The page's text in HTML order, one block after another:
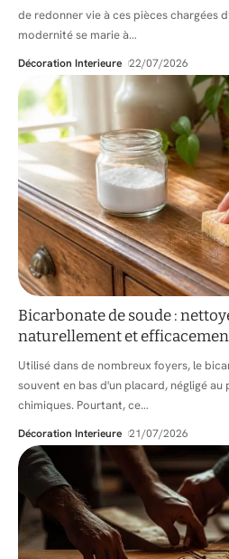
de redonner vie à ces pièces chargées
modernité se marie à…
Décoration Interieure 22/07/2026
Bicarbonate de soude :
naturellement et
Utilisé dans de nombreux foyers, le
souvent en bas d'un placard, négligé
chimiques. Pourtant, ce…
Décoration Interieure 21/07/2026